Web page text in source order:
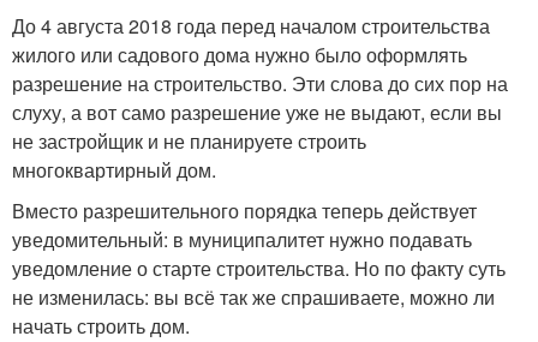
До 4 августа 2018 года перед началом строительства
жилого или садового дома нужно было оформлять
разрешение на строительство. Эти слова до сих пор на
слуху, а вот само разрешение уже не выдают, если вы
не застройщик и не планируете строить
многоквартирный дом.
Вместо разрешительного порядка теперь действует
уведомительный: в муниципалитет нужно подавать
уведомление о старте строительства. Но по факту суть
не изменилась: вы всё так же спрашиваете, можно ли
начать строить дом.